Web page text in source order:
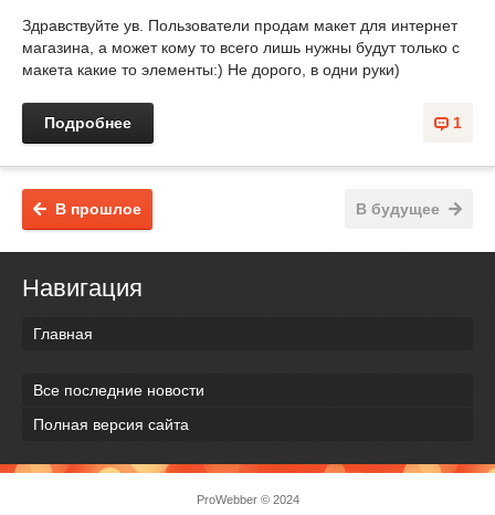
Здравствуйте ув. Пользователи продам макет для интернет
магазина, а может кому то всего лишь нужны будут только с
макета какие то элементы:) Не дорого, в одни руки)
1
Подробнее
В будущее
В прошлое
Навигация
Главная
Все последние новости
Полная версия сайта
ProWebber © 2024